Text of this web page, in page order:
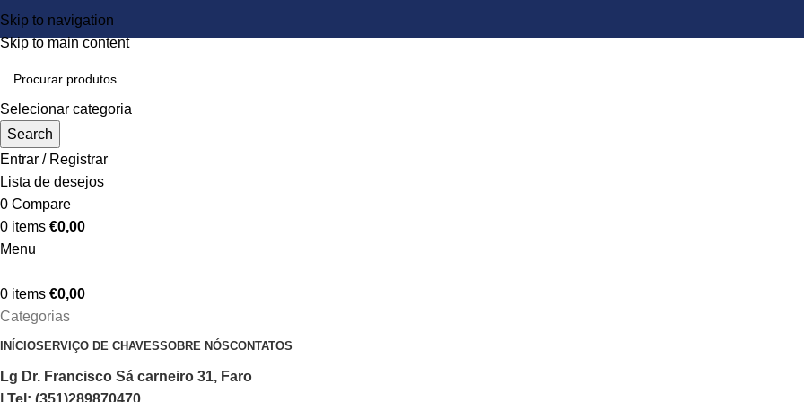
Skip to navigation
Skip to main content
Selecionar categoria
Search
Entrar / Registrar
Lista de desejos
0 Compare
0 items €0,00
Menu
0 items €0,00
Categorias
INÍCIOSERVIÇO DE CHAVESSOBRE NÓSCONTATOS
Lg Dr. Francisco Sá carneiro 31, Faro
| Tel: (351)289870470